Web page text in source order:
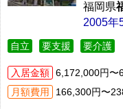
福岡県
2005年
自立 要支援 要介護
入居金額 6,172,000円〜
月額費用
166,300円〜